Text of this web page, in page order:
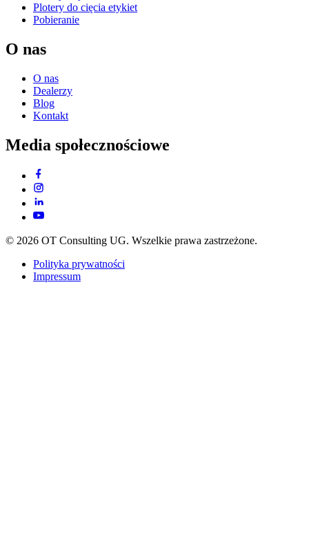
Plotery do cięcia etykiet
Pobieranie
O nas
O nas
Dealerzy
Blog
Kontakt
Media społecznościowe
© 2026 OT Consulting UG. Wszelkie prawa zastrzeżone.
Polityka prywatności
Impressum